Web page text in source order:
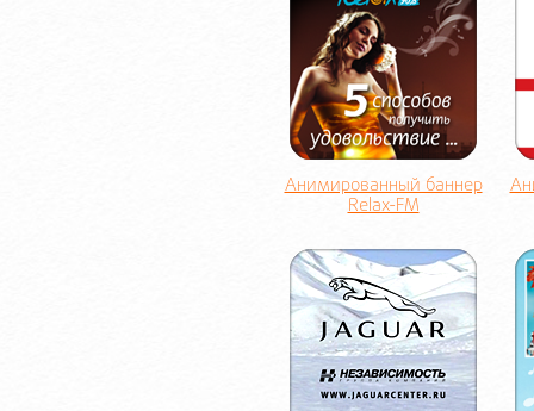
Анимированный баннер
Relax-FM